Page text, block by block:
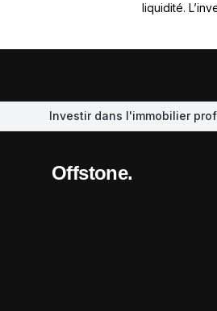
liquidité.
Investir dans l'immobilier
Offstone.